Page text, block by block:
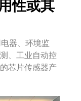
性或其
器、环境监
、工业自动控
芯片传感器产